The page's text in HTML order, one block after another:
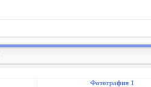
Фотография 1